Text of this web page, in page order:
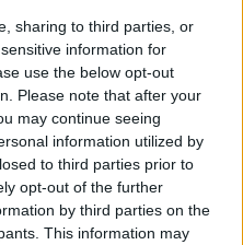
sharing to third parties, or
information for
use the below opt-out
Please note that after your
may continue seeing
information utilized by
to third parties prior to
opt-out of the further
by third parties on the
This information may